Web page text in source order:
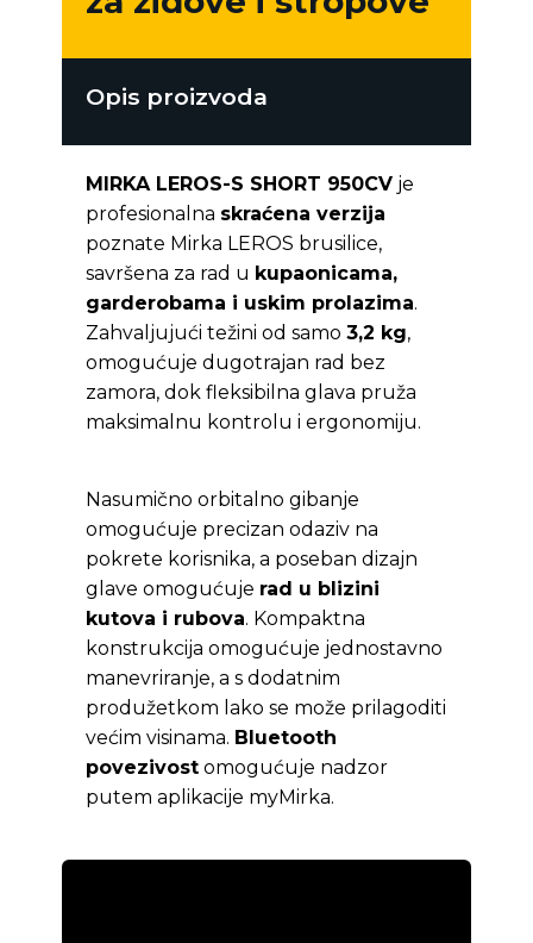
Opis proizvoda
MIRKA LEROS-S SHORT 950CVje
profesionalna skraćena verzija
poznate Mirka LEROS brusilice,
savršena za rad u kupaonicama,
garderobama i uskim prolazima.
Zahvaljujući težini od samo 3,2 kg,
omogućuje dugotrajan rad bez
zamora, dok fleksibilna glava pruža
maksimalnu kontrolu i ergonomiju.
Nasumično orbitalno gibanje
omogućuje precizan odaziv na
pokrete korisnika, a poseban dizajn
glave omogućuje rad u blizini
kutova i rubova. Kompaktna
konstrukcija omogućuje jednostavno
manevriranje, a s dodatnim
produžetkom lako se može prilagoditi
većim visinama. Bluetooth
povezivostomogućuje nadzor
putem aplikacije myMirka.